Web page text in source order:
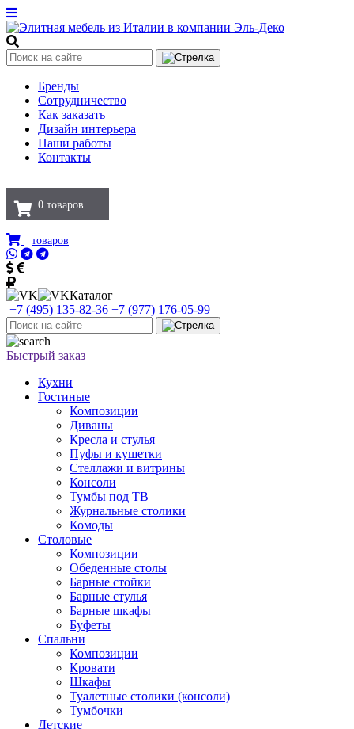
Бренды
Сотрудничество
Как заказать
Дизайн интерьера
Наши работы
Контакты
0 товаров
товаров
Каталог
+7 (495) 135-82-36 +7 (977) 176-05-99
Быстрый заказ
Кухни
Гостиные
Композиции
Диваны
Кресла и стулья
Пуфы и кушетки
Стеллажи и витрины
Консоли
Тумбы под ТВ
Журнальные столики
Комоды
Столовые
Композиции
Обеденные столы
Барные стойки
Барные стулья
Барные шкафы
Буфеты
Спальни
Композиции
Кровати
Шкафы
Туалетные столики (консоли)
Тумбочки
Детские